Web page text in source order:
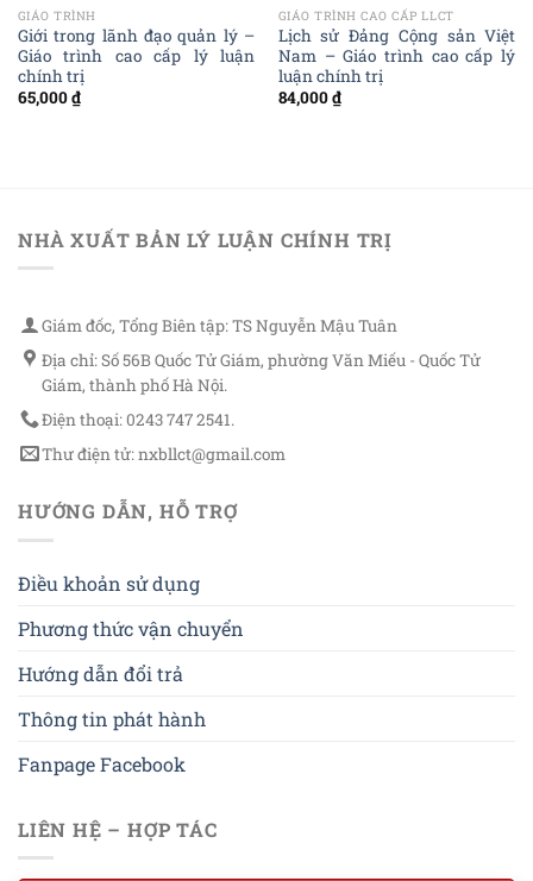
GIÁO TRÌNH
Giới trong lãnh đạo quản lý –
Giáo trình cao cấp lý luận
chính trị
65,000₫
GIÁO TRÌNH CAO CẤP LLCT
Lịch sử Đảng Cộng sản Việt
Nam – Giáo trình cao cấp lý
luận chính trị
84,000₫
NHÀ XUẤT BẢN LÝ LUẬN CHÍNH TRỊ
Giám đốc, Tổng Biên tập: TS Nguyễn Mậu Tuân
Địa chỉ: Số 56B Quốc Tử Giám, phường Văn Miếu - Quốc Tử
Giám, thành phố Hà Nội.
Điện thoại: 0243 747 2541.
Thư điện tử: nxbllct@gmail.com
HƯỚNG DẪN, HỖ TRỢ
Điều khoản sử dụng
Phương thức vận chuyển
Hướng dẫn đổi trả
Thông tin phát hành
Fanpage Facebook
LIÊN HỆ – HỢP TÁC